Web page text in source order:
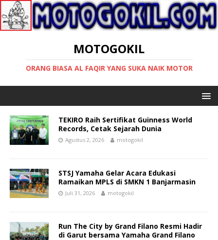
MOTOGOKIL
ORANG BIASA AL FAQIR YANG SUKA NAIK MOTOR
TEKIRO Raih Sertifikat Guinness World
Records, Cetak Sejarah Dunia
Agustus 2, 2026 motogokil
STSJ Yamaha Gelar Acara Edukasi
Ramaikan MPLS di SMKN 1 Banjarmasin
Juli 31, 2026 motogokil
Run The City by Grand Filano Resmi Hadir
di Garut bersama Yamaha Grand Filano